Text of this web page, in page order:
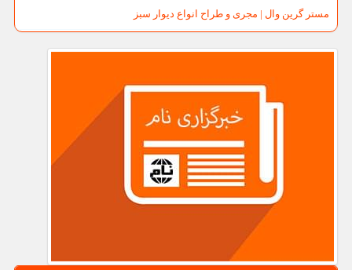
مستر گرین وال | مجری و طراح انواع دیوار سبز